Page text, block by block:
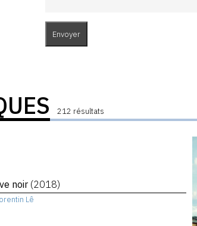
212 résultats
noir (2018)
Lê